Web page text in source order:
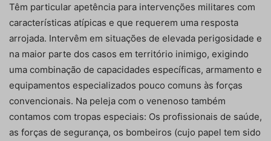
Têm particular apetência para intervenções militares com
características atípicas e que requerem uma resposta
arrojada. Intervêm em situações de elevada perigosidade e
na maior parte dos casos em território inimigo, exigindo
uma combinação de capacidades específicas, armamento e
equipamentos especializados pouco comuns às forças
convencionais. Na peleja com o venenoso também
contamos com tropas especiais: Os profissionais de saúde,
as forças de segurança, os bombeiros (cujo papel tem sido